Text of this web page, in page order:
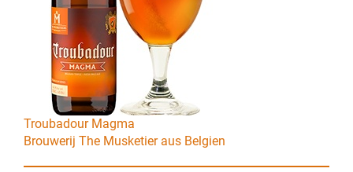
Troubadour Magma
Brouwerij The Musketier aus Belgien